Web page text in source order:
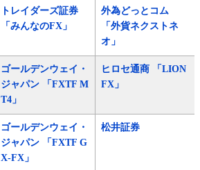
トレイダーズ証券
「みんなのFX」
外為どっとコム
「外貨ネクストネ
オ」
ゴールデンウェイ・
ジャパン 「FXTF M
T4」
ヒロセ通商 「LION
FX」
ゴールデンウェイ・
ジャパン 「FXTF G
X-FX」
松井証券